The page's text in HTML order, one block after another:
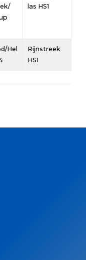
las HS1
Hel
Rijnstreek
HS1